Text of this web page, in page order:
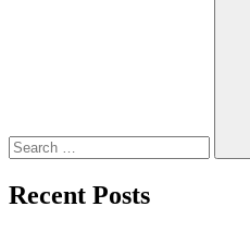
Recent Posts